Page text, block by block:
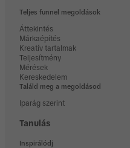
Teljes funnel megoldások
Áttekintés
Márkaépítés
Kreatív tartalmak
Teljesítmény
Mérések
Kereskedelem
Találd meg a megoldásod
Iparág szerint
Tanulás
Inspirálódj